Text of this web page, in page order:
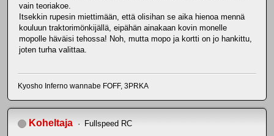
vain teoriakoe.
Itsekkin rupesin miettimään, että olisihan se aika hienoa mennä
kouluun traktorimönkijällä, eipähän ainakaan kovin monelle
mopolle häväisi tehossa! Noh, mutta mopo ja kortti on jo hankittu,
joten turha valittaa.
Kyosho Inferno wannabe FOFF, 3PRKA
Koheltaja Fullspeed RC